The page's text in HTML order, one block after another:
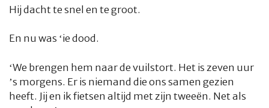
Hij dacht te snel en te groot.
En nu was ‘ie dood.
‘We brengen hem naar de vuilstort. Het is zeven uur
’s morgens. Er is niemand die ons samen gezien
heeft. Jij en ik fietsen altijd met zijn tweeën. Net als